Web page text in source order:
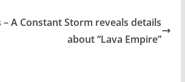
A Constant Storm reveals details
about “Lava Empire”